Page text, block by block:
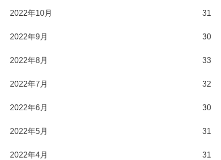
2022年10月 31
2022年9月 30
2022年8月 33
2022年7月 32
2022年6月 30
2022年5月 31
2022年4月 31